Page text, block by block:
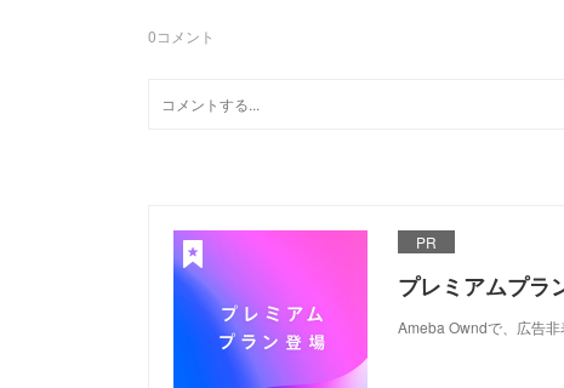
0コメント
PR
プレミアムプラ
Ameba Owndで、広告非